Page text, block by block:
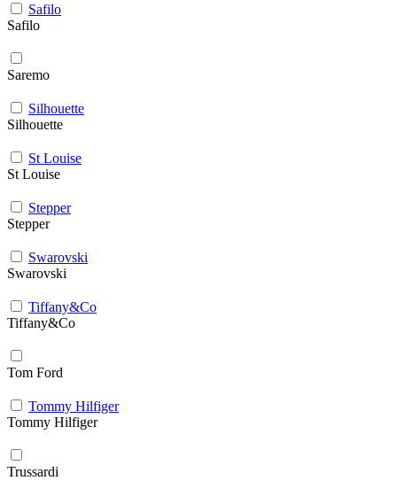
Safilo
Safilo
Saremo
Silhouette
Silhouette
St Louise
St Louise
Stepper
Stepper
Swarovski
Swarovski
Tiffany&Co
Tiffany&Co
Tom Ford
Tommy Hilfiger
Tommy Hilfiger
Trussardi